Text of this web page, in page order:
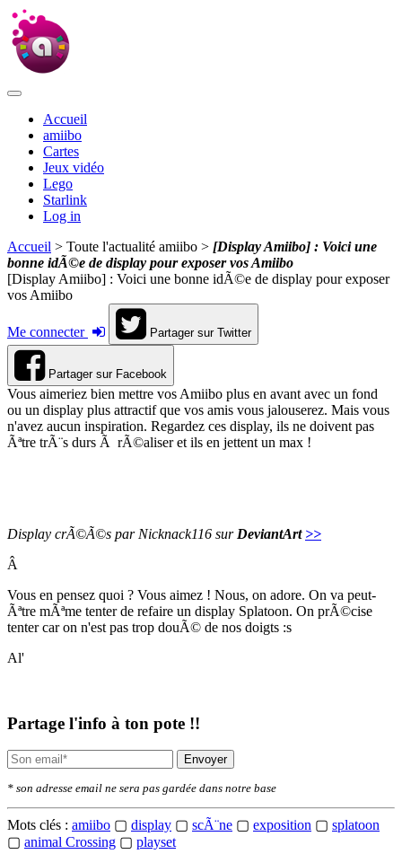
Accueil
amiibo
Cartes
Jeux vidéo
Lego
Starlink
Log in
Accueil > Toute l'actualité amiibo > [Display Amiibo] : Voici une
bonne idÃ©e de display pour exposer vos Amiibo
[Display Amiibo] : Voici une bonne idÃ©e de display pour exposer
vos Amiibo
Me connecter Partager sur Twitter
Partager sur Facebook
Vous aimeriez bien mettre vos Amiibo plus en avant avec un fond
ou un display plus attractif que vos amis vous jalouserez. Mais vous
n'avez aucun inspiration. Regardez ces display, ils ne doivent pas
Ãªtre trÃ¨s durs Ã rÃ©aliser et ils en jettent un max !
Display crÃ©Ã©s par Nicknack116 sur DeviantArt >>
Â
Vous en pensez quoi ? Vous aimez ! Nous, on adore. On va peut-
Ãªtre mÃªme tenter de refaire un display Splatoon. On prÃ©cise
tenter car on n'est pas trop douÃ© de nos doigts :s
Al'
Partage l'info à ton pote !!
Envoyer
* son adresse email ne sera pas gardée dans notre base
Mots clés : amiibo ▢ display ▢ scÃ¨ne ▢ exposition ▢ splatoon
▢ animal Crossing ▢ playset